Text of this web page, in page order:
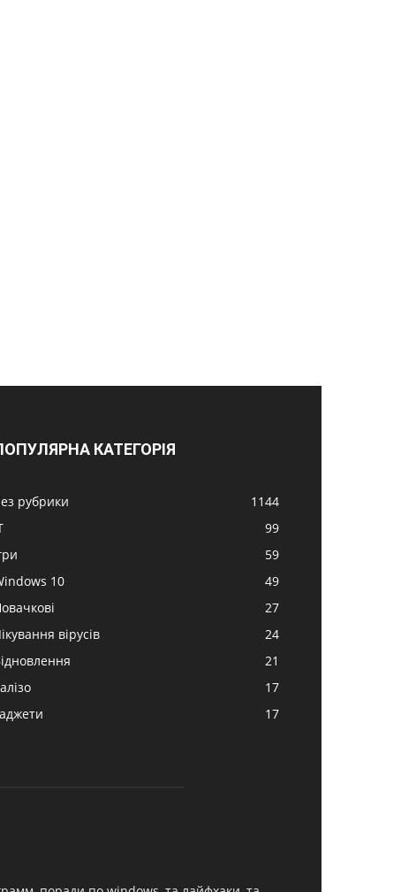
КАТЕГОРІЯ
рубрики
1144
99
59
10
49
27
вірусів
24
21
17
17